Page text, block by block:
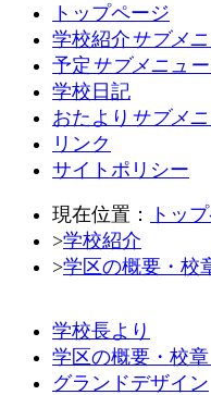
トップページ
学校紹介サブメ
予定 サブメニュ
学校日記
おたより サブメ
リンク
サイトポリシー
現在位置：
トッ
>学校紹介
>学区の概要・校
学校長より
学区の概要・校
グランドデザイン